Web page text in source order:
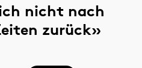
nicht nach
zurück»